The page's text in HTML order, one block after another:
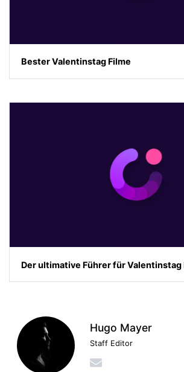
Bester Valentinstag Filme
Der ultimative Führer für Valentinstag
Hugo Mayer
Staff Editor